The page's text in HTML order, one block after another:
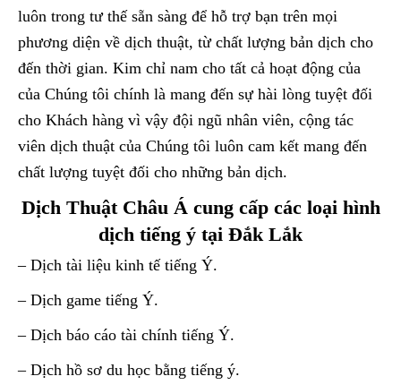
luôn trong tư thế sẵn sàng để hỗ trợ bạn trên mọi
phương diện về dịch thuật, từ chất lượng bản dịch cho
đến thời gian. Kim chỉ nam cho tất cả hoạt động của
của Chúng tôi chính là mang đến sự hài lòng tuyệt đối
cho Khách hàng vì vậy đội ngũ nhân viên, cộng tác
viên dịch thuật của Chúng tôi luôn cam kết mang đến
chất lượng tuyệt đối cho những bản dịch.
Dịch Thuật Châu Á cung cấp các loại hình
dịch tiếng ý tại Đắk Lắk
– Dịch tài liệu kinh tế tiếng Ý.
– Dịch game tiếng Ý.
– Dịch báo cáo tài chính tiếng Ý.
– Dịch hồ sơ du học bằng tiếng ý.